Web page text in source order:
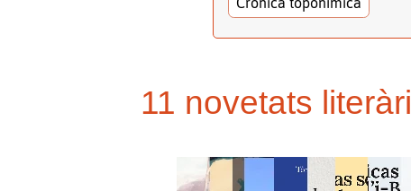
11 novetats